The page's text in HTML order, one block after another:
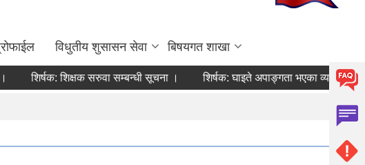
विधुतीय शुसासन सेवा बिषयगत शाखा
शिर्षक: शिक्षक सरुवा सम्बन्धी सूचना । शिर्षक: घाइते अपाङ्गता भएका व्यक्तिहरुलाइ जिवन